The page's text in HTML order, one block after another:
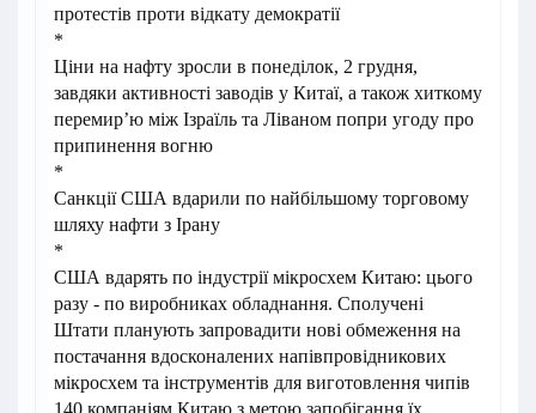
протестів проти відкату демократії
*
Ціни на нафту зросли в понеділок, 2 грудня,
завдяки активності заводів у Китаї, а також хиткому
перемирʼю між Ізраїль та Ліваном попри угоду про
припинення вогню
*
Санкції США вдарили по найбільшому торговому
шляху нафти з Ірану
*
США вдарять по індустрії мікросхем Китаю: цього
разу - по виробниках обладнання. Сполучені
Штати планують запровадити нові обмеження на
постачання вдосконалених напівпровідникових
мікросхем та інструментів для виготовлення чипів